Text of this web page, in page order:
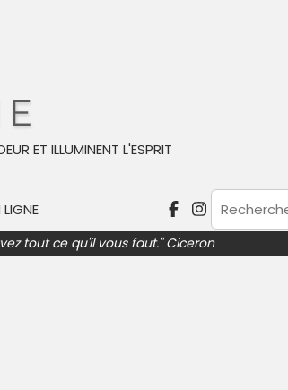
ET ILLUMINENT L'ESPRIT
tout ce qu'il vous faut." Ciceron
né le 3 décembre 1982. Il est l’auteur
ayant pour objectif de diviser par cent
il a annoncé être candidat à la
Jean Giono.